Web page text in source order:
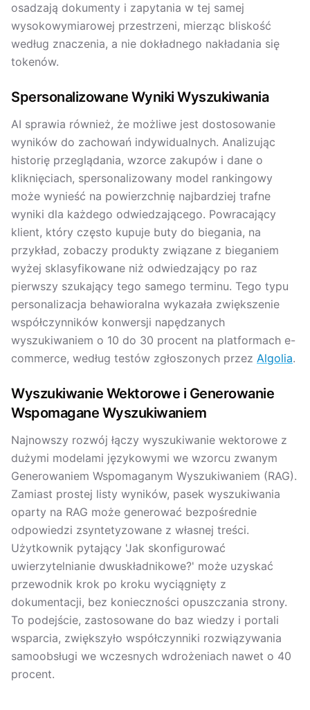
osadzają dokumenty i zapytania w tej samej
wysokowymiarowej przestrzeni, mierząc bliskość
według znaczenia, a nie dokładnego nakładania się
tokenów.
Spersonalizowane Wyniki Wyszukiwania
AI sprawia również, że możliwe jest dostosowanie
wyników do zachowań indywidualnych. Analizując
historię przeglądania, wzorce zakupów i dane o
kliknięciach, spersonalizowany model rankingowy
może wynieść na powierzchnię najbardziej trafne
wyniki dla każdego odwiedzającego. Powracający
klient, który często kupuje buty do biegania, na
przykład, zobaczy produkty związane z bieganiem
wyżej sklasyfikowane niż odwiedzający po raz
pierwszy szukający tego samego terminu. Tego typu
personalizacja behawioralna wykazała zwiększenie
współczynników konwersji napędzanych
wyszukiwaniem o 10 do 30 procent na platformach e-
commerce, według testów zgłoszonych przez Algolia.
Wyszukiwanie Wektorowe i Generowanie
Wspomagane Wyszukiwaniem
Najnowszy rozwój łączy wyszukiwanie wektorowe z
dużymi modelami językowymi we wzorcu zwanym
Generowaniem Wspomaganym Wyszukiwaniem (RAG).
Zamiast prostej listy wyników, pasek wyszukiwania
oparty na RAG może generować bezpośrednie
odpowiedzi zsyntetyzowane z własnej treści.
Użytkownik pytający 'Jak skonfigurować
uwierzytelnianie dwuskładnikowe?' może uzyskać
przewodnik krok po kroku wyciągnięty z
dokumentacji, bez konieczności opuszczania strony.
To podejście, zastosowane do baz wiedzy i portali
wsparcia, zwiększyło współczynniki rozwiązywania
samoobsługi we wczesnych wdrożeniach nawet o 40
procent.